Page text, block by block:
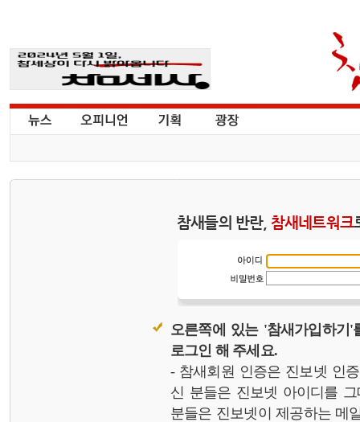
참새들의 반란, 참새네트워크
오른쪽에 있는 '참새가입하기
로그인 해 주세요.
- 참새회원 인증은 진보넷 인
신 분들은 진보넷 아이디를
분들은 진보넷이 제공하는 메